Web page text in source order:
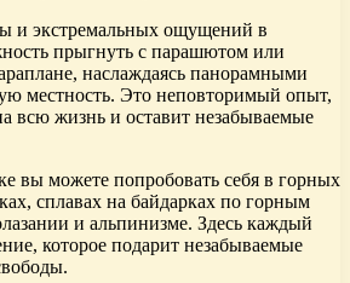
и экстремальных ощущений в
прыгнуть с парашютом или
наслаждаясь панорамными
местность. Это неповторимый опыт,
всю жизнь и оставит незабываемые
вы можете попробовать себя в горных
сплавах на байдарках по горным
и альпинизме. Здесь каждый
которое подарит незабываемые